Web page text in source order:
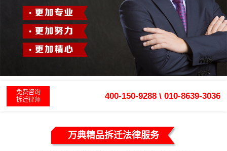
免费咨询
拆迁律师
400-150-9288 \ 010-8639-3036
万典精品拆迁法律服务